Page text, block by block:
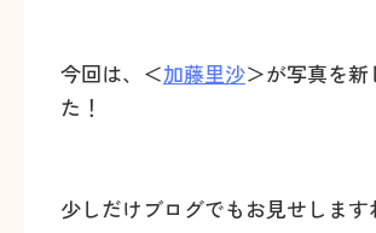
今回は、＜加藤里沙＞が写真を新
た！
少しだけブログでもお見せします